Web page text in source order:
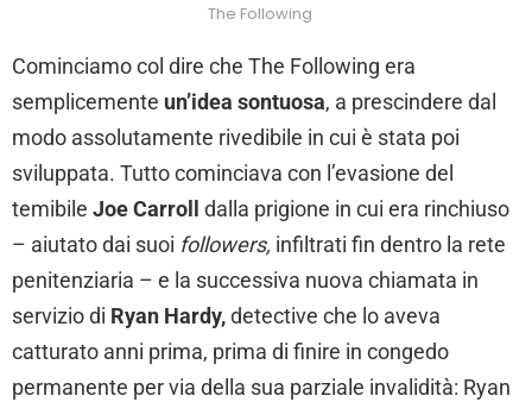
The Following
Cominciamo col dire che The Following era
semplicemente un’idea sontuosa, a prescindere dal
modo assolutamente rivedibile in cui è stata poi
sviluppata. Tutto cominciava con l’evasione del
temibile Joe Carroll dalla prigione in cui era rinchiuso
– aiutato dai suoi followers, infiltrati fin dentro la rete
penitenziaria – e la successiva nuova chiamata in
servizio di Ryan Hardy,detective che lo aveva
catturato anni prima, prima di finire in congedo
permanente per via della sua parziale invalidità: Ryan